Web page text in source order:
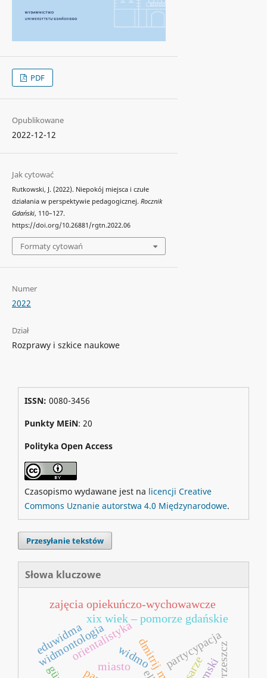
PDF
Opublikowane
2022-12-12
Jak cytować
Rutkowski, J. (2022). Niepokój miejsca i czułe
działania w perspektywie pedagogicznej. Rocznik
Gdański, 110–127.
https://doi.org/10.26881/rgtn.2022.06
Formaty cytowań
Numer
2022
Dział
Rozprawy i szkice naukowe
ISSN: 0080-3456
Punkty MEiN: 20
Polityka Open Access
Czasopismo wydawane jest na licencji Creative
Commons Uznanie autorstwa 4.0 Międzynarodowe.
Przesyłanie tekstów
Słowa kluczowe
orientalistyka
xix wiek – pomorze gdańskie
partycypacja
miasto
widmontologia
eduwidma
widmo
zajęcia opiekuńczo‑wychowawcze
wrzeszcz